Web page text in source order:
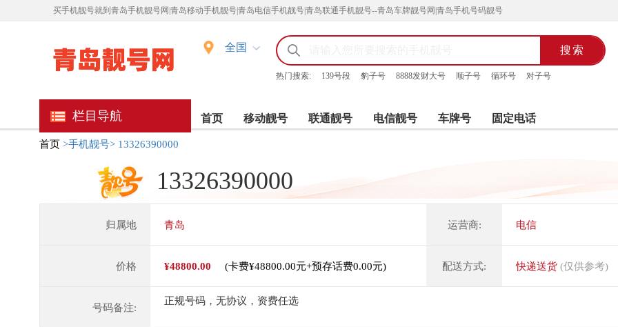
买手机靓号就到青岛手机靓号网|青岛移动手机靓号|青岛电信手机靓号|青岛联通手机靓号--青岛车牌靓号网|青岛手机号码靓号
全国
热门搜索: 139号段 豹子号 8888发财大号 顺子号 循环号 对子号
栏目导航 首页 移动靓号 联通靓号 电信靓号 车牌号 固定电话
首页 >手机靓号> 13326390000
13326390000
归属地 青岛 运营商: 电信
价格 ¥48800.00 (卡费¥48800.00元+预存话费0.00元) 配送方式: 快递送货 (仅供参考)
号码备注:
正规号码，无协议，资费任选